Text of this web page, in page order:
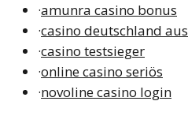
·amunra casino bonus
·casino deutschland
·casino testsieger
·online casino seriös
·novoline casino login